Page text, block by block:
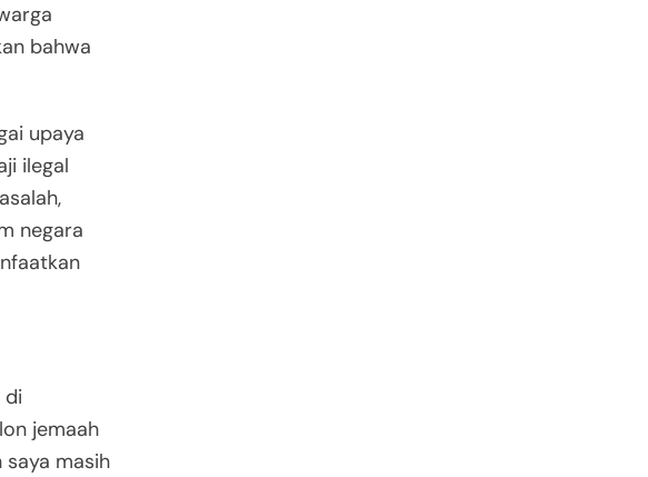
bahwa
upaya
ilegal
negara
di
jemaah
saya masih